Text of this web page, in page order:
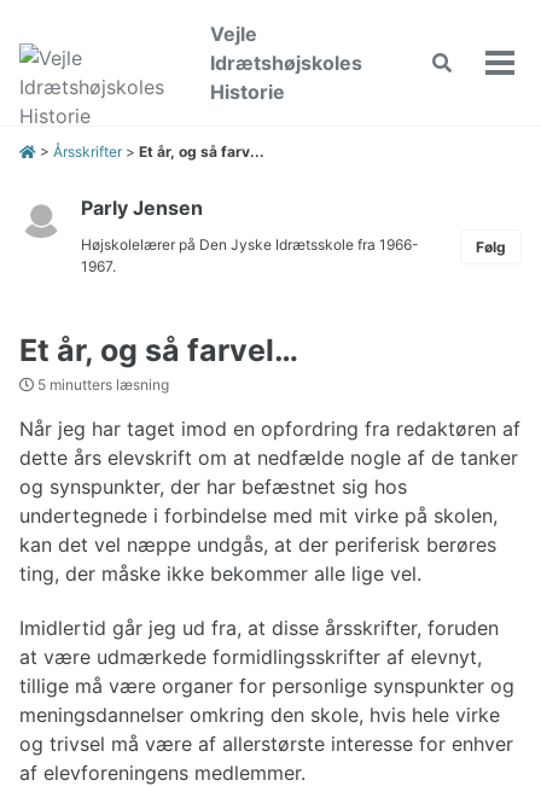
primary
navigation
content
footer
Vejle
Idrætshøjskoles
Historie
Toggle Vis/
> Årsskrifter > Et år, og så farv...
Parly Jensen
Højskolelærer på Den Jyske Idrætsskole fra 1966-
1967.
Følg
Et år, og så farvel…
5 minutters læsning
Når jeg har taget imod en opfordring fra redaktøren af
dette års elevskrift om at nedfælde nogle af de tanker
og synspunkter, der har befæstnet sig hos
undertegnede i forbindelse med mit virke på skolen,
kan det vel næppe undgås, at der periferisk berøres
ting, der måske ikke bekommer alle lige vel.
Imidlertid går jeg ud fra, at disse årsskrifter, foruden
at være udmærkede formidlingsskrifter af elevnyt,
tillige må være organer for personlige synspunkter og
meningsdannelser omkring den skole, hvis hele virke
og trivsel må være af allerstørste interesse for enhver
af elevforeningens medlemmer.